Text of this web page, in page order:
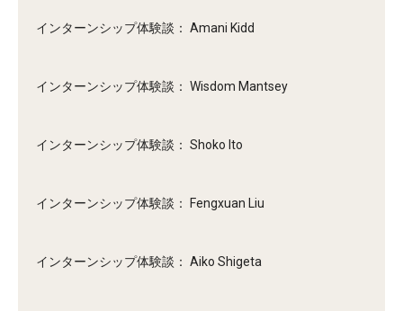
インターンシップ体験談： Amani Kidd
インターンシップ体験談： Wisdom Mantsey
インターンシップ体験談： Shoko Ito
インターンシップ体験談： Fengxuan Liu
インターンシップ体験談： Aiko Shigeta